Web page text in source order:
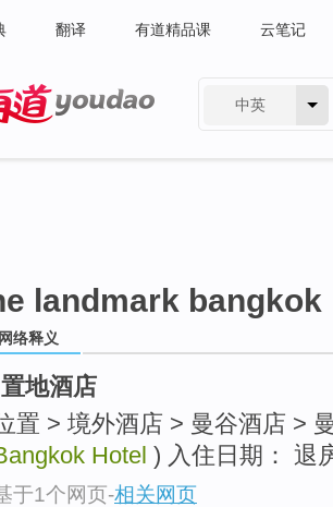
翻译 有道精品课 云笔记
中英
landmark bangkok
网络释义
置地酒店
置 > 境外酒店 > 曼谷酒店 >
Hotel ) 入住日期： 退
于1个网页-相关网页